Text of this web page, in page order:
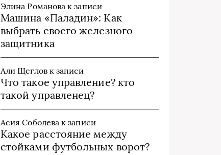
Элина Романова к записи
Машина «Паладин»: Как
выбрать своего железного
защитника
Али Щегловк записи
Что такое управление? кто
такой управленец?
Асия Соболева к записи
Какое расстояние между
стойками футбольных ворот?